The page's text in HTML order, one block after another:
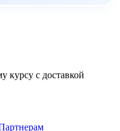
курсу с доставкой